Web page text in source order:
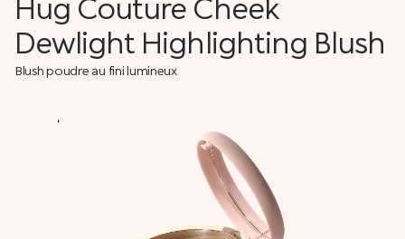
Hug Couture Cheek
Dewlight Highlighting Blush
Blush poudre au fini lumineux